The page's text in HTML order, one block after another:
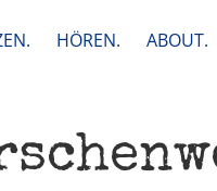
HÖREN. ABOUT.